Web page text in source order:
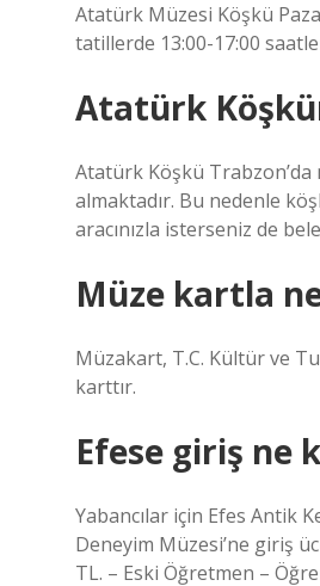
Atatürk Müzesi Köşkü
tatillerde 13:00-17:00
Atatürk
Atatürk Köşkü Trabzon’da
almaktadır. Bu nedenle
aracınızla isterseniz de
Müze kartla
Müzakart, T.C. Kültür ve
karttır.
Efese giriş ne
Yabancılar için Efes Antik
Deneyim Müzesi’ne giriş
TL. – Eski Öğretmen –